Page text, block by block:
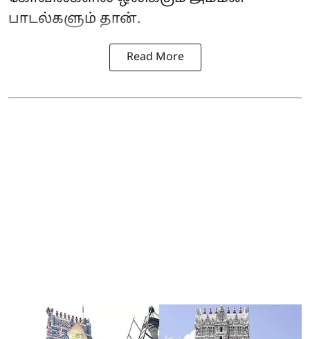
பாடல்களும் தான்.
Read More